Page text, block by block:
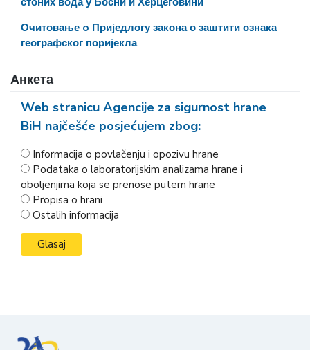
Очитовање o Приједлогу закона о заштити ознака
географског поријекла
Анкета
Web stranicu Agencije za sigurnost hrane
BiH najčešće posjećujem zbog:
Informacija o povlačenju i opozivu hrane
Podataka o laboratorijskim analizama hrane i
oboljenjima koja se prenose putem hrane
Propisa o hrani
Ostalih informacija